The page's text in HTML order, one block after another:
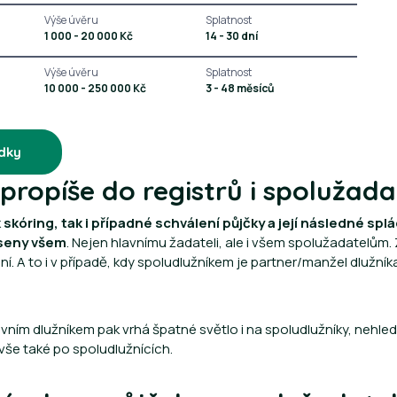
Výše úvěru
1 000 - 20 000 Kč
Splatnost
14 - 30 dní
Výše úvěru
10 000 - 250 000 Kč
Splatnost
3 - 48 měsíců
do registrů i
skóring, tak i případné schválení půjčky a její následné
všem. Nejen hlavnímu žadateli, ale i všem
A to i v případě, kdy spoludlužníkem je partner/manžel
dlužníkem pak vrhá špatné světlo i na spoludlužníky,
také po spoludlužnících.